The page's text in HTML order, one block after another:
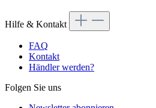
Hilfe & Kontakt
FAQ
Kontakt
Händler werden?
Folgen Sie uns